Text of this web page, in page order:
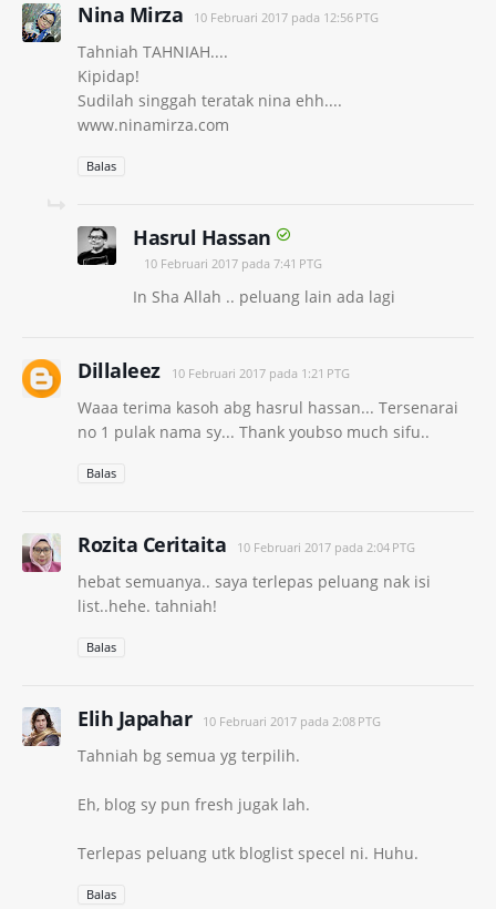
Nina Mirza 10 Februari 2017 pada 12:56 PTG
Tahniah TAHNIAH....
Kipidap!
Sudilah singgah teratak nina ehh....
www.ninamirza.com
Balas
Hasrul Hassan
10 Februari 2017 pada 7:41 PTG
In Sha Allah .. peluang lain ada lagi
Dillaleez 10 Februari 2017 pada 1:21 PTG
Waaa terima kasoh abg hasrul hassan... Tersenarai
no 1 pulak nama sy... Thank youbso much sifu..
Balas
Rozita Ceritaita 10 Februari 2017 pada 2:04 PTG
hebat semuanya.. saya terlepas peluang nak isi
list..hehe. tahniah!
Balas
Elih Japahar 10 Februari 2017 pada 2:08 PTG
Tahniah bg semua yg terpilih.
Eh, blog sy pun fresh jugak lah.
Terlepas peluang utk bloglist specel ni. Huhu.
Balas